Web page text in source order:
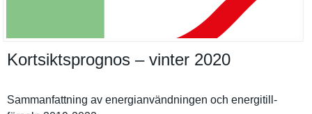
Kortsiktsprognos – vinter 2020
Sammanfatt­ning av energianvä­ndningen och energitill­